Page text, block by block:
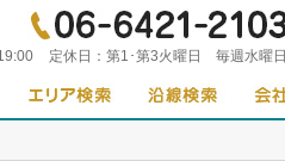
定休日： 第1･第3火曜日 毎週水曜日